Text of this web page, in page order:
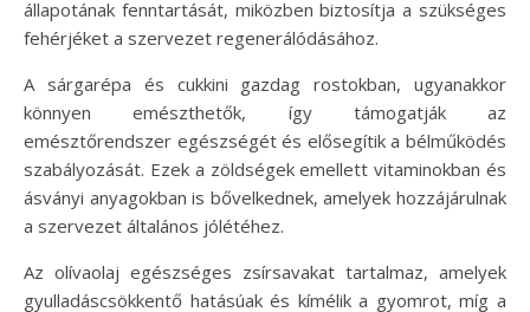
állapotának fenntartását, miközben biztosítja a szükséges
fehérjéket a szervezet regenerálódásához.
A sárgarépa és cukkini gazdag rostokban, ugyanakkor
könnyen emészthetők, így támogatják az
emésztőrendszer egészségét és elősegítik a bélműködés
szabályozását. Ezek a zöldségek emellett vitaminokban és
ásványi anyagokban is bővelkednek, amelyek hozzájárulnak
a szervezet általános jólétéhez.
Az olívaolaj egészséges zsírsavakat tartalmaz, amelyek
gyulladáscsökkentő hatásúak és kímélik a gyomrot, míg a